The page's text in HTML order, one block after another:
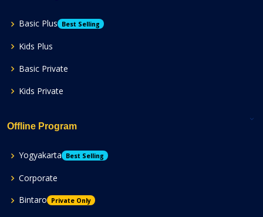
Basic Plus Best Selling
Kids Plus
Basic Private
Kids Private
Offline Program
Yogyakarta Best Selling
Corporate
Bintaro
Private Only